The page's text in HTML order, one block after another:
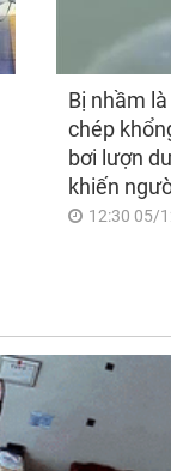
Bị nhầm
chép
bơi lượn
khiến
12:30 05/